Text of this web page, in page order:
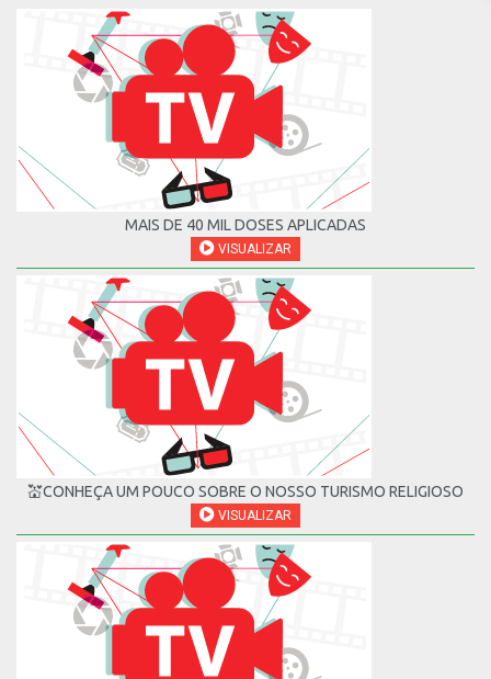
MAIS DE 40 MIL DOSES APLICADAS
VISUALIZAR
💒CONHEÇA UM POUCO SOBRE O NOSSO TURISMO RELIGIOSO
VISUALIZAR